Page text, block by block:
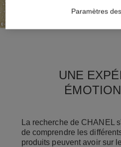
UNE
La recherche de CHANEL
de comprendre les
produits peuvent avoir sur
Paramètres